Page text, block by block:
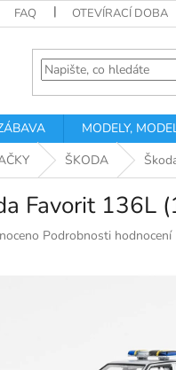
FAQ OTEVÍRACÍ DOBA
MODELY,
ŠKODA
Favorit 136L
Podrobnosti hodnocení